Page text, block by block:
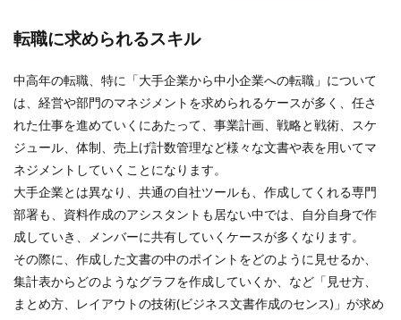
転職に求められるスキル
中高年の転職、特に「大手企業から中小企業への転職」について
は、経営や部門のマネジメントを求められるケースが多く、任さ
れた仕事を進めていくにあたって、事業計画、戦略と戦術、スケ
ジュール、体制、売上げ計数管理など様々な文書や表を用いてマ
ネジメントしていくことになります。
大手企業とは異なり、共通の自社ツールも、作成してくれる専門
部署も、資料作成のアシスタントも居ない中では、自分自身で作
成していき、メンバーに共有していくケースが多くなります。
その際に、作成した文書の中のポイントをどのように見せるか、
集計表からどのようなグラフを作成していくか、など「見せ方、
まとめ方、レイアウトの技術(ビジネス文書作成のセンス)」が求め